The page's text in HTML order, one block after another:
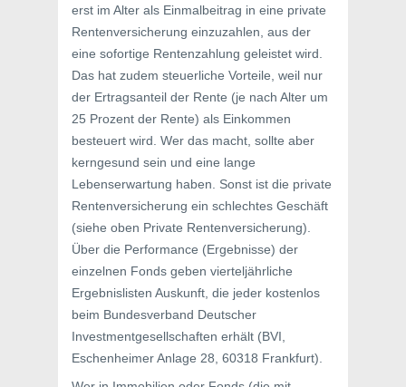
erst im Alter als Einmalbeitrag in eine private
Rentenversicherung einzuzahlen, aus der
eine sofortige Rentenzahlung geleistet wird.
Das hat zudem steuerliche Vorteile, weil nur
der Ertragsanteil der Rente (je nach Alter um
25 Prozent der Rente) als Einkommen
besteuert wird. Wer das macht, sollte aber
kerngesund sein und eine lange
Lebenserwartung haben. Sonst ist die private
Rentenversicherung ein schlechtes Geschäft
(siehe oben Private Rentenversicherung).
Über die Performance (Ergebnisse) der
einzelnen Fonds geben vierteljährliche
Ergebnislisten Auskunft, die jeder kostenlos
beim Bundesverband Deutscher
Investmentgesellschaften erhält (BVI,
Eschenheimer Anlage 28, 60318 Frankfurt).